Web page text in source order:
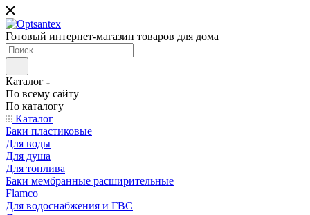
Готовый интернет-магазин товаров для дома
Каталог
По всему сайту
По каталогу
Каталог
Баки пластиковые
Для воды
Для душа
Для топлива
Баки мембранные расширительные
Flamco
Для водоснабжения и ГВС